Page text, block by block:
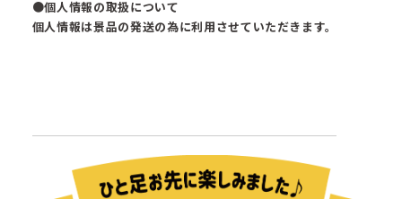
●個人情報の取扱について
個人情報は景品の発送の為に利用させていただきます。